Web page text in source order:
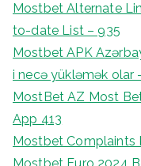
Mostbet Alternate
to-date List – 935
Mostbet APK
i necə yükləmək olar
MostBet AZ Most
App 413
Mostbet Complaints